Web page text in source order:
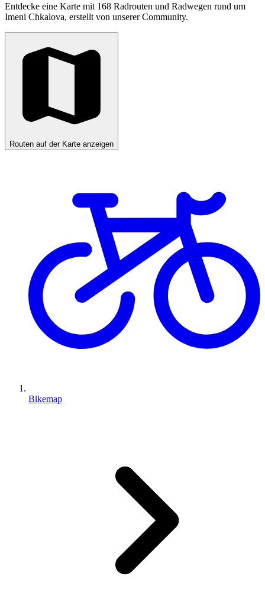
Entdecke eine Karte mit 168 Radrouten und Radwegen rund um
Imeni Chkalova, erstellt von unserer Community.
Routen auf der Karte anzeigen
Bikemap